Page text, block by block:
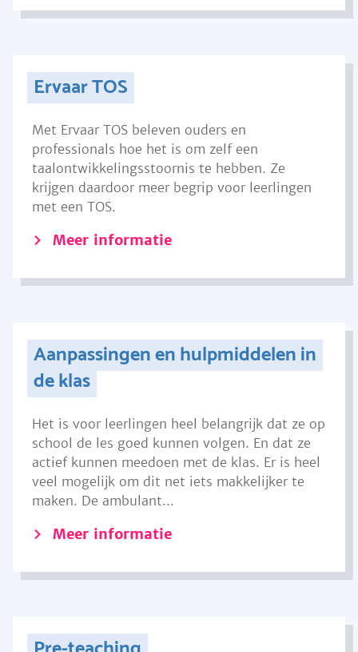
Ervaar TOS
Met Ervaar TOS beleven ouders en
professionals hoe het is om zelf een
taalontwikkelingsstoornis te hebben. Ze
krijgen daardoor meer begrip voor leerlingen
met een TOS.
Meer informatie
Aanpassingen en hulpmiddelen in
de klas
Het is voor leerlingen heel belangrijk dat ze op
school de les goed kunnen volgen. En dat ze
actief kunnen meedoen met de klas. Er is heel
veel mogelijk om dit net iets makkelijker te
maken. De ambulant...
Meer informatie